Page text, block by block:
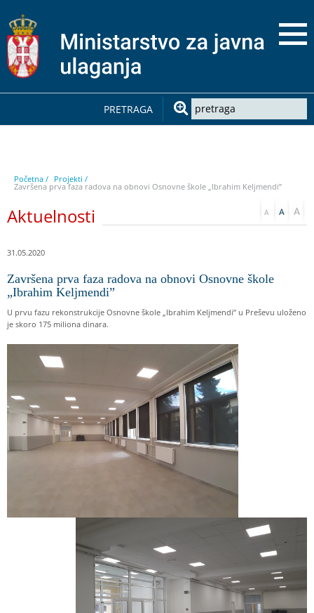
PRETRAGA
Početna / Projekti /
Završena prva faza radova na obnovi Osnovne škole „Ibrahim Keljmendi”
Aktuelnosti
31.05.2020
Završena prva faza radova na obnovi Osnovne škole
„Ibrahim Keljmendi”
U prvu fazu rekonstrukcije Osnovne škole „Ibrahim Keljmendi” u Preševu uloženo
je skoro 175 miliona dinara.